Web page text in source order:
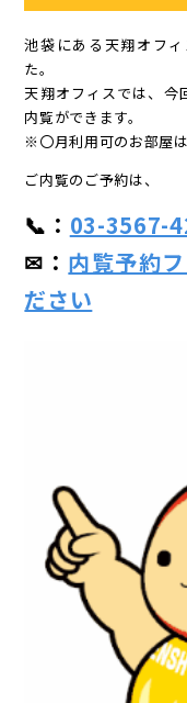
池袋にある天翔オフ
た。
天翔オフィスでは、今
内覧ができます。
※〇月利用可のお部屋
ご内覧のご予約は、
📞： 03-3567-
✉： 内覧予約
ださい